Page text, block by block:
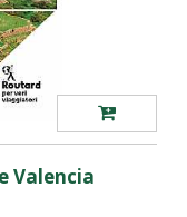
Valencia